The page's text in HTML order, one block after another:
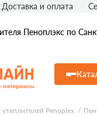
Пеноплэкс по
Доставка и оплата
утеплителей Penoplex